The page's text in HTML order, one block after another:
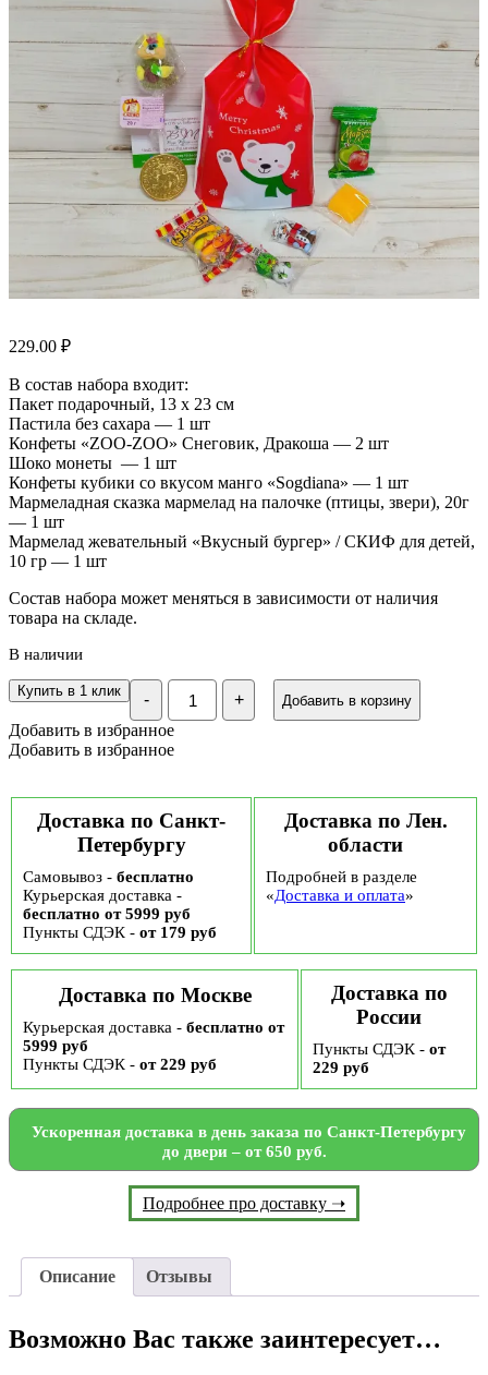
229.00 ₽
В состав набора входит:
Пакет подарочный, 13 х 23 см
Пастила без сахара — 1 шт
Конфеты «ZOO-ZOO» Снеговик, Дракоша — 2 шт
Шоко монеты — 1 шт
Конфеты кубики со вкусом манго «Sogdiana» — 1 шт
Мармеладная сказка мармелад на палочке (птицы, звери), 20г
— 1 шт
Мармелад жевательный «Вкусный бургер» / СКИФ для детей,
10 гр — 1 шт
Состав набора может меняться в зависимости от наличия
товара на складе.
В наличии
-
Количество
Детский
Новогодний
подарочный
набор
+ Добавить в корзину
Купить в 1 клик
Добавить в избранное
Добавить в избранное
Доставка по Санкт-
Петербургу
Самовывоз - бесплатно
Курьерская доставка -
бесплатно от 5999 руб
Пункты СДЭК - от 179 руб
Доставка по Лен.
области
Подробней в разделе
«Доставка и оплата»
Доставка по Москве
Курьерская доставка - бесплатно от
5999 руб
Пункты СДЭК - от 229 руб
Доставка по
России
Пункты СДЭК - от
229 руб
Ускоренная доставка в день заказа по Санкт-Петербургу
до двери – от 650 руб.
Подробнее про доставку ➝
Описание Отзывы
Возможно Вас также заинтересует…